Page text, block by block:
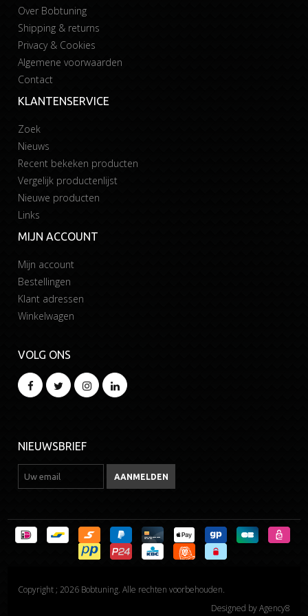
Over Bobtuning
Shipping & returns
Privacy & Cookies
Algemene voorwaarden
Contact
KLANTENSERVICE
Zoek
Nieuws
Recent bekeken producten
Vergelijk productenlijst
Nieuwe producten
Links
MIJN ACCOUNT
Mijn account
Bestellingen
Klant adressen
Winkelwagen
VOLG ONS
NIEUWSBRIEF
Copyright ; 2026 Bobtuning. Alle rechten voorbehouden.
Designed byAgency8